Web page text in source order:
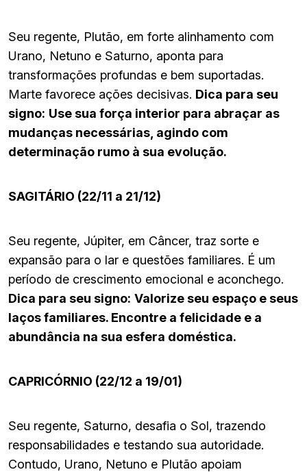
Seu regente, Plutão, em forte alinhamento com
Urano, Netuno e Saturno, aponta para
transformações profundas e bem suportadas.
Marte favorece ações decisivas. Dica para seu
signo: Use sua força interior para abraçar as
mudanças necessárias, agindo com
determinação rumo à sua evolução.
SAGITÁRIO (22/11 a 21/12)
Seu regente, Júpiter, em Câncer, traz sorte e
expansão para o lar e questões familiares. É um
período de crescimento emocional e aconchego.
Dica para seu signo: Valorize seu espaço e seus
laços familiares. Encontre a felicidade e a
abundância na sua esfera doméstica.
CAPRICÓRNIO (22/12 a 19/01)
Seu regente, Saturno, desafia o Sol, trazendo
responsabilidades e testando sua autoridade.
Contudo, Urano, Netuno e Plutão apoiam